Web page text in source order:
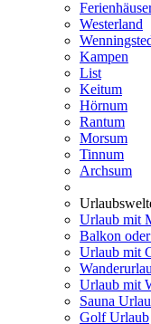
Westerland
Kampen
List
Keitum
Hörnum
Rantum
Morsum
Tinnum
Archsum
Urlaub mit
Balkon oder
Urlaub mit
Urlaub mit
Sauna
Golf Urlaub